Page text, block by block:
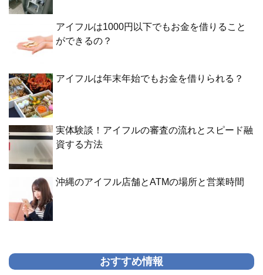
アイフルは1000円以下でもお金を借りること
ができるの？
アイフルは年末年始でもお金を借りられる？
実体験談！アイフルの審査の流れとスピード融
資する方法
沖縄のアイフル店舗とATMの場所と営業時間
おすすめ情報